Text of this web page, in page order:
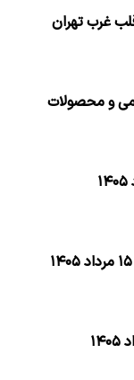
غرب تهران
و محصولات